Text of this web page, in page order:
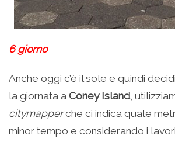
6 giorno
Anche oggi c’è il sole e quindi
la giornata a Coney Island,
citymapperche ci indica quale
minor tempo e considerando i